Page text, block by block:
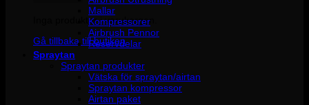
Inga produkter i varukorgen.
Gå tillbaka till butiken
Mallar
Kompressorer
Airbrush Pennor
Reservdelar
Spraytan
Spraytan produkter
Vätska för spraytan/airtan
Spraytan kompressor
Airtan paket